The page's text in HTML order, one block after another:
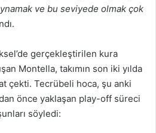
ve bu seviyede olmak çok
gerçekleştirilen kura
Montella, takımın son iki yılda
çekti. Tecrübeli hoca, şu anki
önce yaklaşan play-off süreci
söyledi: